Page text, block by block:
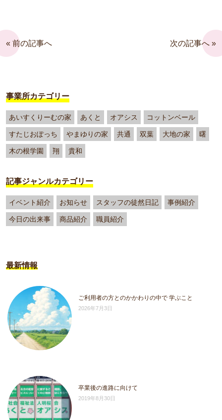
« 前の記事へ 次の記事へ »
事業所カテゴリー
あいすくりーむの家 あくと オアシス コットンベール
すたじおぽっち やまゆりの家 共通 双葉 大地の家 曙
木の根学園 翔 貴和
記事ジャンルカテゴリー
イベント紹介 お知らせ スタッフの徒然日記 事例紹介
今日の出来事 商品紹介 職員紹介
最新情報
ご利用者の方とのかかわりの中で 学ぶこと
2026年7月3日
卒業後の進路に向けて
2019年8月30日